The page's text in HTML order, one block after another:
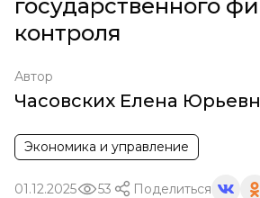
государственного
контроля
Автор
Часовских Елена
Экономика и управление
01.12.2025 53 Поделиться